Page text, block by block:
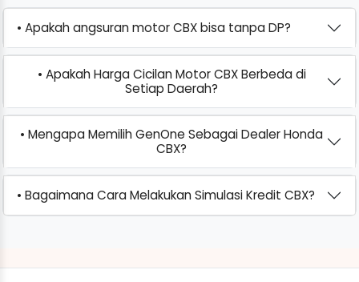
• Apakah angsuran motor CBX bisa tanpa DP?
• Apakah Harga Cicilan Motor CBX Berbeda di
Setiap Daerah?
• Mengapa Memilih GenOne Sebagai Dealer Honda
CBX?
• Bagaimana Cara Melakukan Simulasi Kredit CBX?